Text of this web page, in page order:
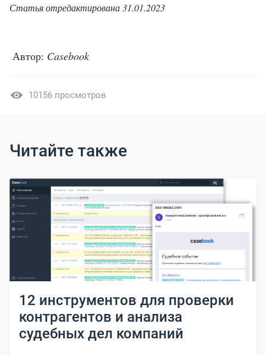
Статья отредактирована 31.01.2023
Автор: Casebook
10156 просмотров
Читайте также
12 инструментов для проверки
контрагентов и анализа
судебных дел компаний